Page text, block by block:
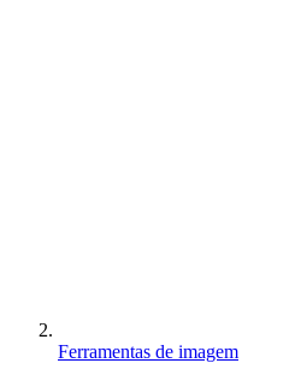
Ferramentas de imagem